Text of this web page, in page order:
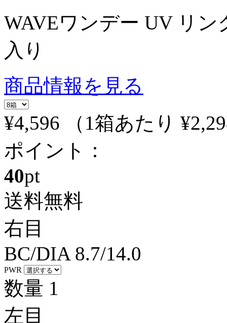
WAVEワンデー UV リ
入り
商品情報を見る
¥4,596
（1箱あたり
ポイント：
40pt
送料無料
右目
BC/DIA 8.7/14.0
PWR
数量 1
左目